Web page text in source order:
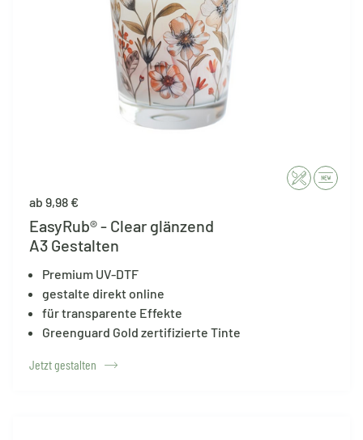
ab 9,98 €
EasyRub® - Clear glänzend
A3 Gestalten
Premium UV-DTF
gestalte direkt online
für transparente Effekte
Greenguard Gold zertifizierte Tinte
Jetzt gestalten